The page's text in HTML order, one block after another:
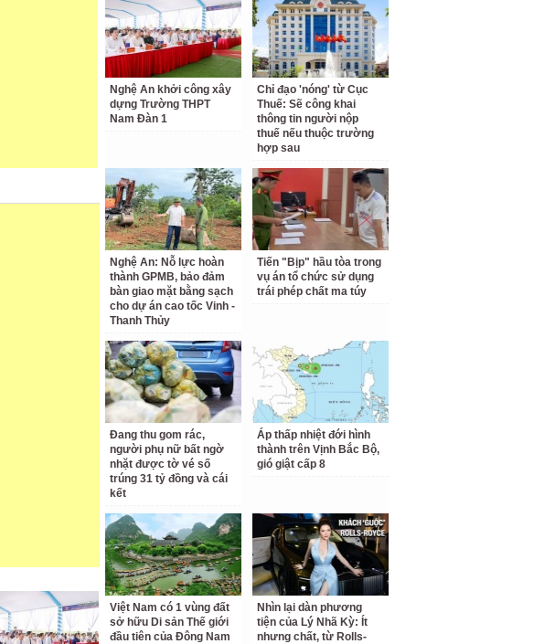
Nghệ An khởi công xây
dựng Trường THPT
Nam Đàn 1
Chỉ đạo 'nóng' từ Cục
Thuế: Sẽ công khai
thông tin người nộp
thuế nếu thuộc trường
hợp sau
Nghệ An: Nỗ lực hoàn
thành GPMB, bảo đảm
bàn giao mặt bằng sạch
cho dự án cao tốc Vinh -
Thanh Thủy
Tiến "Bịp" hầu tòa trong
vụ án tổ chức sử dụng
trái phép chất ma túy
Đang thu gom rác,
người phụ nữ bất ngờ
nhặt được tờ vé số
trúng 31 tỷ đồng và cái
kết
Áp thấp nhiệt đới hình
thành trên Vịnh Bắc Bộ,
gió giật cấp 8
Việt Nam có 1 vùng đất
sở hữu Di sản Thế giới
đầu tiên của Đông Nam
Nhìn lại dàn phương
tiện của Lý Nhã Kỳ: Ít
nhưng chất, từ Rolls-